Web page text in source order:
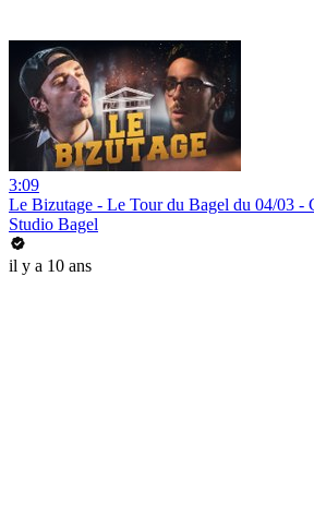
3:09
Le Bizutage - Le Tour du Bagel du 04/03
Studio Bagel
il y a 10 ans